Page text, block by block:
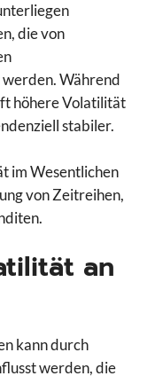
die von
Während
höhere Volatilität
stabiler.
im Wesentlichen
von Zeitreihen,
an
kann durch
werden, die